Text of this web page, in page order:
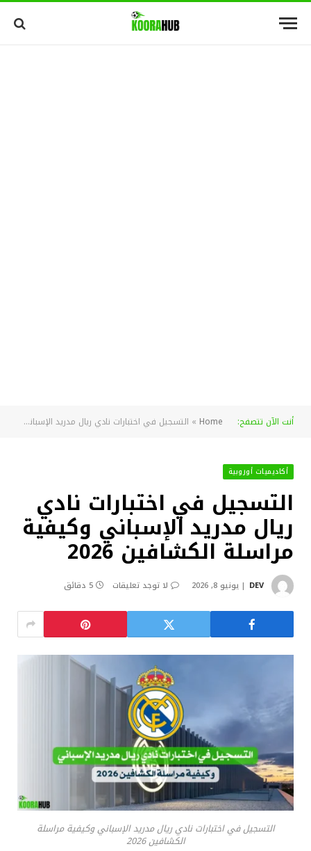
أنت الآن تتصفح: Home
» التسجيل في اختبارات نادي ريال مدريد الإسباني وكيفية مراسلة الكشافين 2026
أكاديميات أوروبية
التسجيل في اختبارات نادي
ريال مدريد الإسباني وكيفية
مراسلة الكشافين 2026
DEV يونيو 8, 2026 لا توجد تعليقات 5 دقائق
التسجيل في اختبارات نادي ريال مدريد الإسباني وكيفية مراسلة
الكشافين 2026